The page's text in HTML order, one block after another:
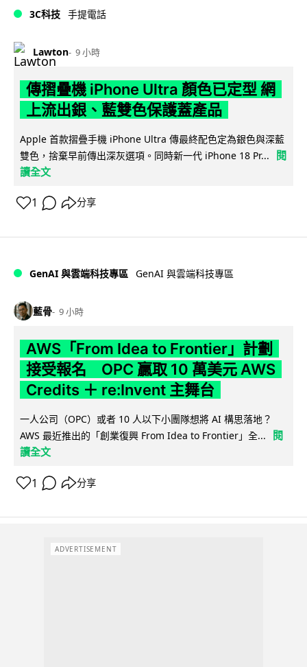
3C科技 手提電話
Lawton 9 小時
傳摺疊機 iPhone Ultra 顏色已定型 網
上流出銀、藍雙色保護蓋產品
Apple 首款摺疊手機 iPhone Ultra 傳最終配色定為銀色與深藍
雙色，捨棄早前傳出深灰選項。同時新一代 iPhone 18 Pr...
閱
讀全文
1 分享
GenAI 與雲端科技專區 GenAI 與雲端科技專區
藍骨 9 小時
AWS「From Idea to Frontier」計劃
接受報名 OPC 贏取 10 萬美元 AWS
Credits ＋ re:Invent 主舞台
一人公司（OPC）或者 10 人以下小團隊想將 AI 構思落地？
AWS 最近推出的「創業復興 From Idea to Frontier」全...
閱
讀全文
1 分享
ADVERTISEMENT